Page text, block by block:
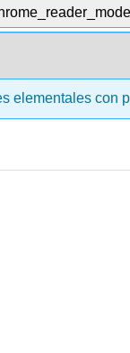
elementales con